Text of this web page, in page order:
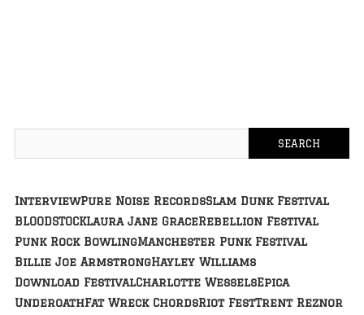
InterviewPure Noise RecordsSlam Dunk Festival
BLOODSTOCKLaura Jane GraceRebellion Festival
Punk Rock BowlingManchester Punk Festival
Billie Joe ArmstrongHayley Williams
Download FestivalCharlotte WesselsEpica
UnderoathFat Wreck ChordsRiot FestTrent Reznor